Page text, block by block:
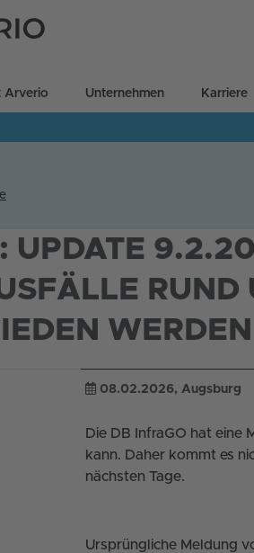
Arverio Unternehmen Karriere
UPDATE
RUND
WERDEN
08.02.2026, Augsburg
Die DB InfraGO hat eine
kann. Daher kommt es
nächsten Tage.
Ursprüngliche Meldung